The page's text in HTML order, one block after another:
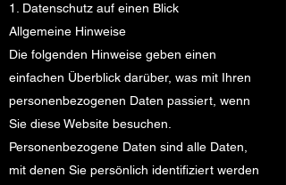
1. Datenschutz auf einen Blick
Allgemeine Hinweise
Die folgenden Hinweise geben einen
einfachen Überblick darüber, was mit Ihren
personenbezogenen Daten passiert, wenn
Sie diese Website besuchen.
Personenbezogene Daten sind alle Daten,
mit denen Sie persönlich identifiziert werden